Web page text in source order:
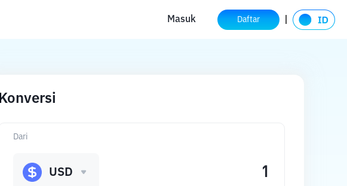
Masuk Daftar
Konversi
Dari
USD